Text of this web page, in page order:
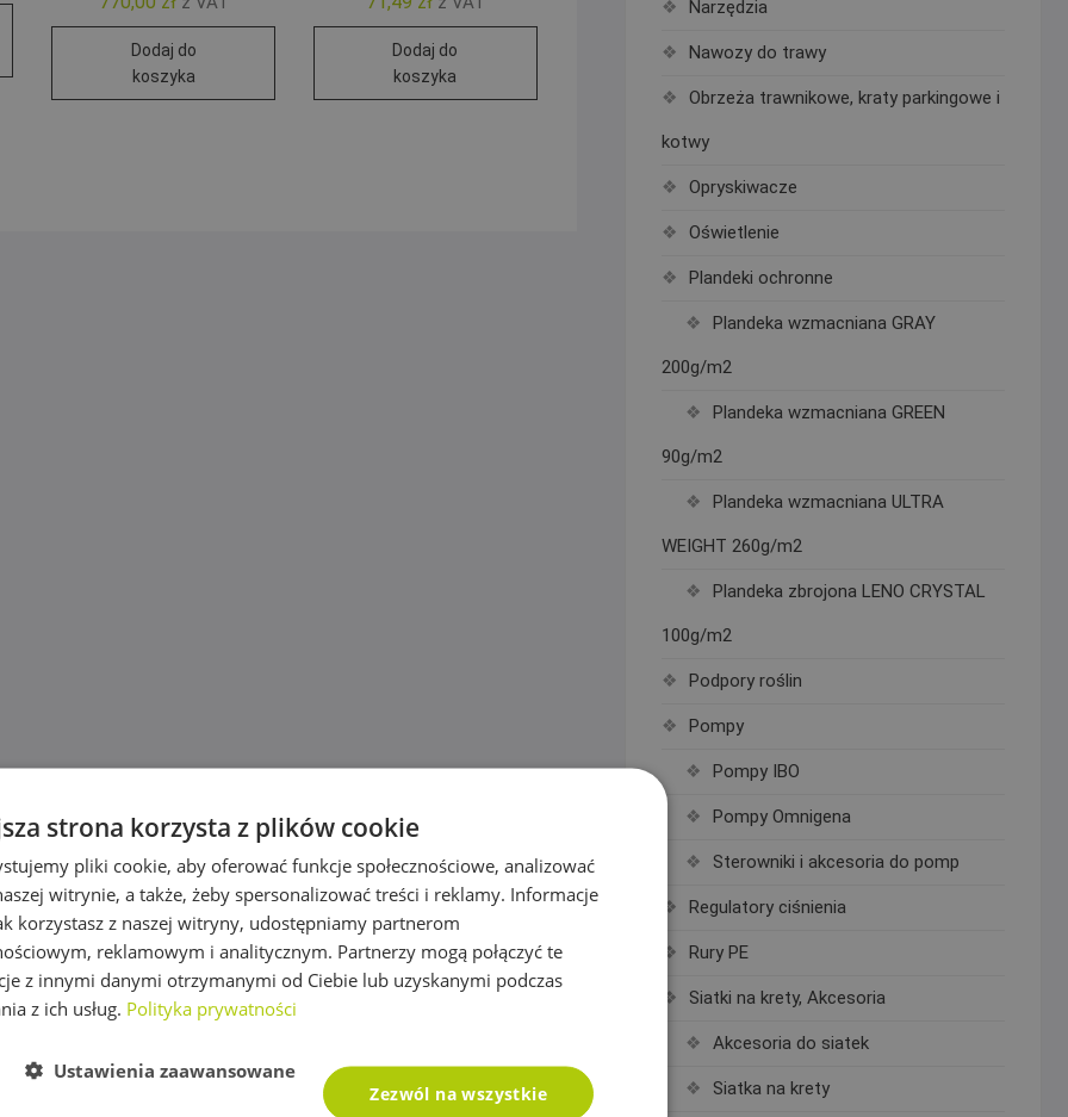
Dodaj do
koszyka
Dodaj do
koszyka
Narzędzia
Nawozy do trawy
Obrzeża trawnikowe, kraty parkingowe i
kotwy
Opryskiwacze
Oświetlenie
Plandeki ochronne
Plandeka wzmacniana GRAY
200g/m2
Plandeka wzmacniana GREEN
90g/m2
Plandeka wzmacniana ULTRA
WEIGHT 260g/m2
Plandeka zbrojona LENO CRYSTAL
100g/m2
Podpory roślin
Pompy
Pompy IBO
Pompy Omnigena
Sterowniki i akcesoria do pomp
Regulatory ciśnienia
Rury PE
Siatki na krety, Akcesoria
Akcesoria do siatek
Siatka na krety
strona korzysta z plików cookie
pliki cookie, aby oferować funkcje społecznościowe, analizować
witrynie, a także, żeby spersonalizować treści i reklamy. Informacje
korzystasz z naszej witryny, udostępniamy partnerom
reklamowym i analitycznym. Partnerzy mogą połączyć te
z innymi danymi otrzymanymi od Ciebie lub uzyskanymi podczas
z ich usług. Polityka prywatności
Zezwól na wszystkie
Ustawienia zaawansowane